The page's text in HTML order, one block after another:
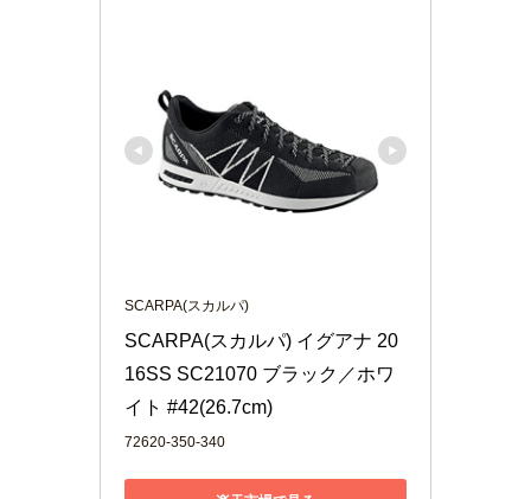
SCARPA(スカルパ)
SCARPA(スカルパ) イグアナ 20
16SS SC21070 ブラック／ホワ
イト #42(26.7cm)
72620-350-340